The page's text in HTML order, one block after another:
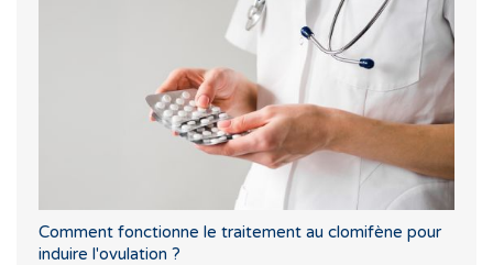
Comment fonctionne le traitement au clomifène pour
induire l'ovulation ?